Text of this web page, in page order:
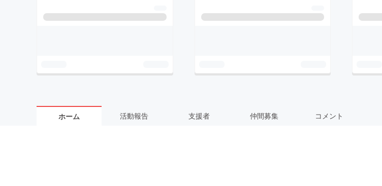
ホーム 活動報告 支援者 仲間募集 コメント